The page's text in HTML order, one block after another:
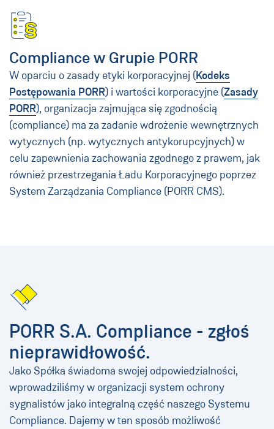
Compliance w Grupie PORR
W oparciu o zasady etyki korporacyjnej (Kodeks
Postępowania PORR) i wartości korporacyjne (Zasady
PORR), organizacja zajmująca się zgodnością
(compliance) ma za zadanie wdrożenie wewnętrznych
wytycznych (np. wytycznych antykorupcyjnych) w
celu zapewnienia zachowania zgodnego z prawem, jak
również przestrzegania Ładu Korporacyjnego poprzez
System Zarządzania Compliance (PORR CMS).
PORR S.A. Compliance - zgłoś
nieprawidłowość.
Jako Spółka świadoma swojej odpowiedzialności,
wprowadziliśmy w organizacji system ochrony
sygnalistów jako integralną część naszego Systemu
Compliance. Dajemy w ten sposób możliwość